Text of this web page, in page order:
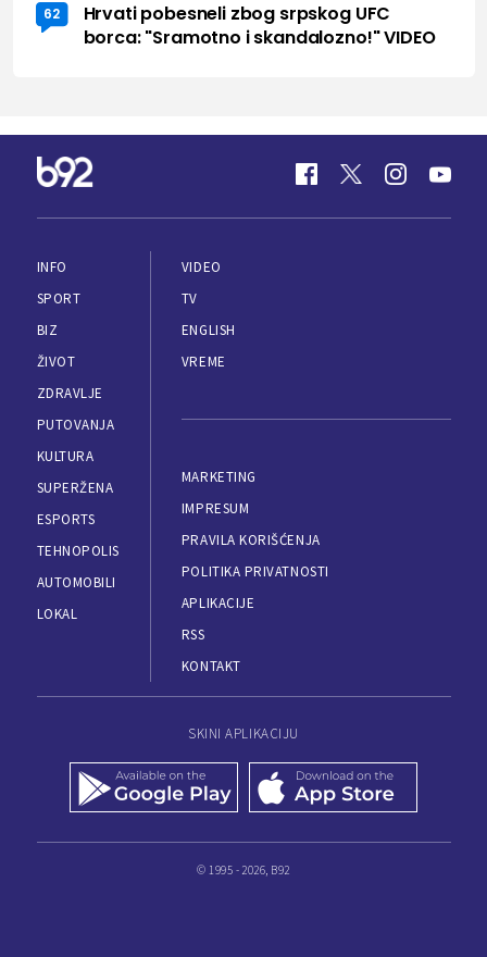
62
Hrvati pobesneli zbog srpskog UFC
borca: "Sramotno i skandalozno!" VIDEO
INFO
SPORT
BIZ
ŽIVOT
ZDRAVLJE
PUTOVANJA
KULTURA
SUPERŽENA
ESPORTS
TEHNOPOLIS
AUTOMOBILI
LOKAL
VIDEO
TV
ENGLISH
VREME
MARKETING
IMPRESUM
PRAVILA KORIŠĆENJA
POLITIKA PRIVATNOSTI
APLIKACIJE
RSS
KONTAKT
SKINI APLIKACIJU
© 1995 - 2026, B92